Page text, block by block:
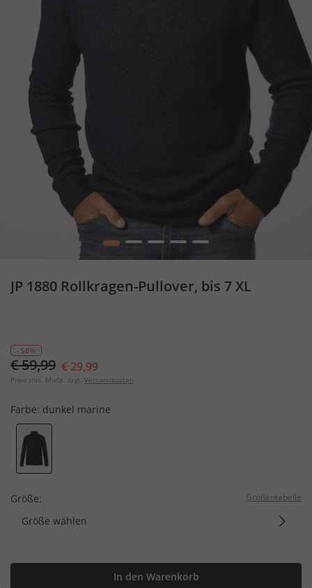
1 2 3 4 5
JP 1880 Rollkragen-Pullover, bis 7 XL
- 50%
€ 59,99 € 29,99
Preis inkl. MwSt. zzgl. Versandkosten
Farbe: dunkel marine
Größe: Größentabelle
Größe wählen
In den Warenkorb